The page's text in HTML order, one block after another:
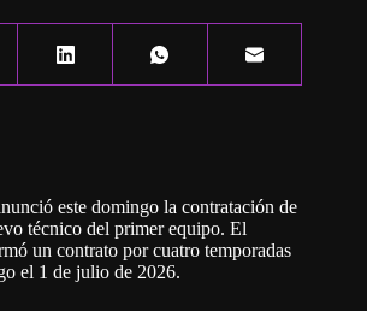
este domingo la contratación de
técnico del primer equipo. El
un contrato por cuatro temporadas
el 1 de julio de 2026.